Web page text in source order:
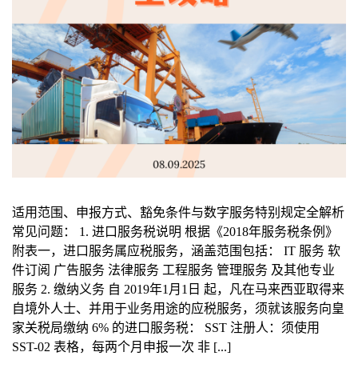
适用范围、申报方式、豁免条件与数字服务特别规定全解析
常见问题： 1. 进口服务税说明 根据《2018年服务税条例》
附表一，进口服务属应税服务，涵盖范围包括： IT 服务 软
件订阅 广告服务 法律服务 工程服务 管理服务 及其他专业
服务 2. 缴纳义务 自 2019年1月1日 起，凡在马来西亚取得来
自境外人士、并用于业务用途的应税服务，须就该服务向皇
家关税局缴纳 6% 的进口服务税： SST 注册人：须使用
SST-02 表格，每两个月申报一次 非 [...]